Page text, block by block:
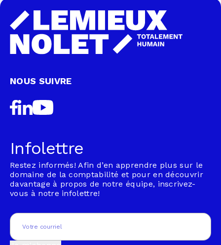
NOUS SUIVRE
Infolettre
Restez informés! Afin d’en apprendre plus sur le
domaine de la comptabilité et pour en découvrir
davantage à propos de notre équipe, inscrivez-
vous à notre infolettre!
Email